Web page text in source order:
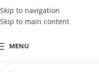
Skip to navigation
Skip to main content
Tüm Kredi Kartlarına
MENU